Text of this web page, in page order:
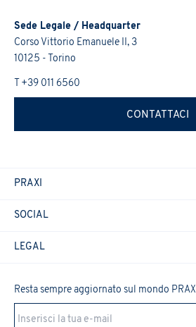
Sede Legale / Headquarter
Corso Vittorio Emanuele II, 3
10125 - Torino
T +39 011 6560
CONTATTACI
PRAXI
SOCIAL
LEGAL
Cookie Policy
Resta sempre aggiornato sul mondo PRAXI